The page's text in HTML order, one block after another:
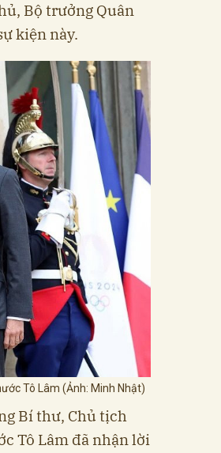
Bộ trưởng Quân
kiện này.
Tô Lâm (Ảnh: Minh Nhật)
Bí thư, Chủ tịch
Tô Lâm đã nhận lời